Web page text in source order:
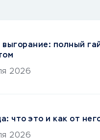
полный
2026
что это и как от
2026